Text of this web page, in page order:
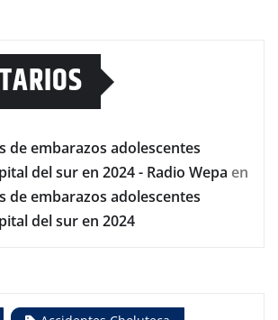
de embarazos adolescentes
del sur en 2024 - Radio Wepa en
de embarazos adolescentes
del sur en 2024